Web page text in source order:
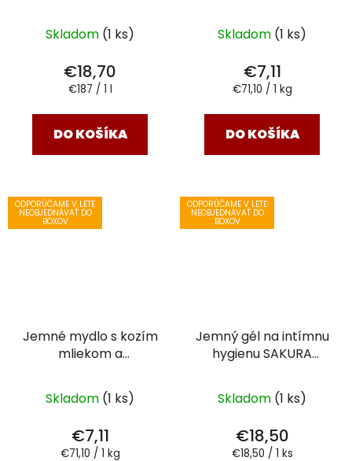
Skladom (1 ks)
€18,70
Jednotková
€187 / 1 l
DO KOŠÍKA
100 g
Skladom (1 ks)
€7,11
Jednotková
€71,10 / 1 kg
DO KOŠÍKA
ODPORÚČAME V LETE
NEOBJEDNÁVAŤ DO
BOXOV
Jemné mydlo s kozím
mliekom a
100 g
Skladom (1 ks)
€7,11
Jednotková
€71,10 / 1 kg
ODPORÚČAME V LETE
NEOBJEDNÁVAŤ DO
BOXOV
Jemný gél na intímnu
hygienu SAKURA
Skladom (1 ks)
€18,50
Jednotková
€18,50 / 1 ks